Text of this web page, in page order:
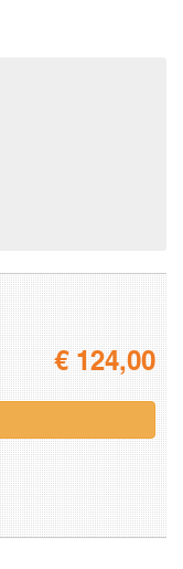
€124,00